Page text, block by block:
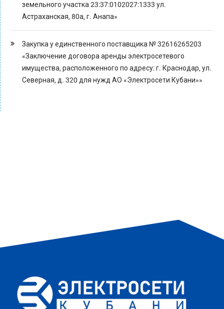
земельного участка 23:37:0102027:1333 ул.
Астраханская, 80а, г. Анапа»
Закупка у единственного поставщика № 32616265203
«Заключение договора аренды электросетевого
имущества, расположенного по адресу: г. Краснодар, ул.
Северная, д. 320 для нужд АО «Электросети Кубани»»